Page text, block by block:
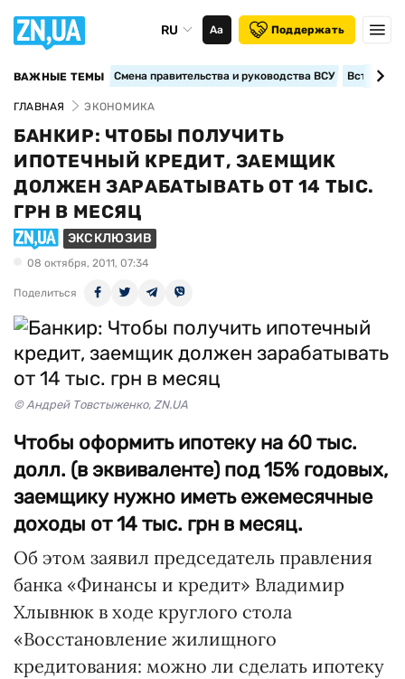
RU Аа Поддержать
ВАЖНЫЕ ТЕМЫ Смена правительства и руководства ВСУ
ГЛАВНАЯ ЭКОНОМИКА
БАНКИР: ЧТОБЫ ПОЛУЧИТЬ
ИПОТЕЧНЫЙ КРЕДИТ, ЗАЕМЩИК
ДОЛЖЕН ЗАРАБАТЫВАТЬ ОТ 14 ТЫС.
ГРН В МЕСЯЦ
ЭКСКЛЮЗИВ
08 октября, 2011, 07:34
Поделиться
© Андрей Товстыженко, ZN.UA
Чтобы оформить ипотеку на 60 тыс.
долл. (в эквиваленте) под 15% годовых,
заемщику нужно иметь ежемесячные
доходы от 14 тыс. грн в месяц.
Об этом заявил председатель правления
банка «Финансы и кредит» Владимир
Хлывнюк в ходе круглого стола
«Восстановление жилищного
кредитования: можно ли сделать ипотеку